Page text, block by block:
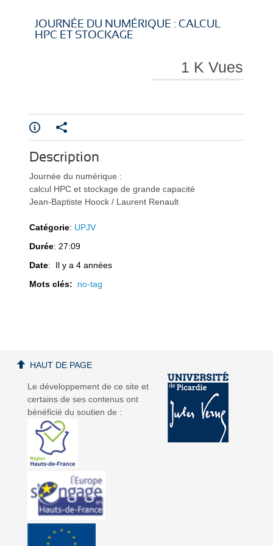
i
e
v
i
e
v
JOURNÉE DU NUMÉRIQUE : CALCUL
HPC ET STOCKAGE
1 K Vues
Description
Journée du numérique :
calcul HPC et stockage de grande capacité
Jean-Baptiste Hoock / Laurent Renault
Catégorie: UPJV
Durée: 27:09
Date: Il y a 4 années
Mots clés: no-tag
Le développement de ce site et
certains de ses contenus ont
bénéficié du soutien de :
HAUT DE PAGE